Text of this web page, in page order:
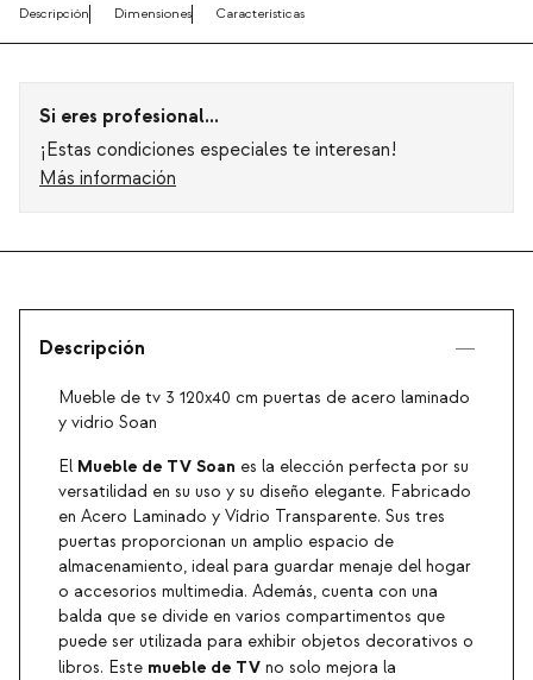
Descripción Dimensiones Características
Si eres profesional...
¡Estas condiciones especiales te interesan!
Más información
Descripción
Mueble de tv 3 120x40 cm puertas de acero laminado
y vidrio Soan
El Mueble de TV Soan es la elección perfecta por su
versatilidad en su uso y su diseño elegante. Fabricado
en Acero Laminado y Vídrio Transparente. Sus tres
puertas proporcionan un amplio espacio de
almacenamiento, ideal para guardar menaje del hogar
o accesorios multimedia. Además, cuenta con una
balda que se divide en varios compartimentos que
puede ser utilizada para exhibir objetos decorativos o
libros. Este mueble de TV no solo mejora la